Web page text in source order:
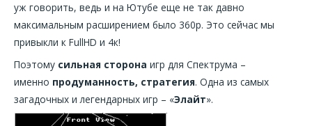
уж говорить, ведь и на Ютубе еще не так давно
максимальным расширением было 360p. Это сейчас мы
привыкли к FullHD и 4к!
Поэтому сильная сторона игр для Спектрума –
именно продуманность, стратегия. Одна из самых
загадочных и легендарных игр – «Элайт».